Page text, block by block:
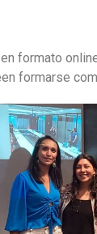
formato
formarse